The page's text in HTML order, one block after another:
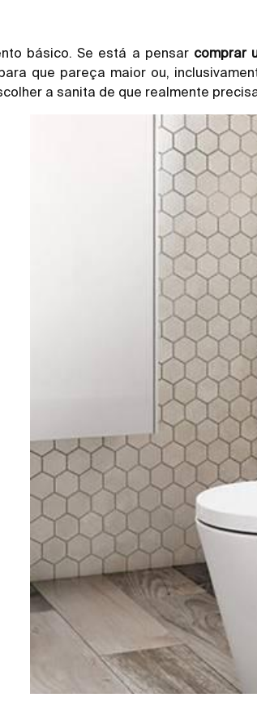
básico. Se está a pensar comprar
que pareça maior ou,
a sanita de que realmente